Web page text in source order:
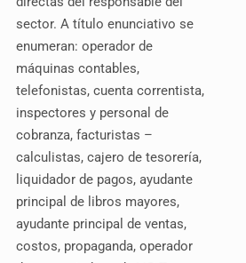
sector. A título enunciativo se
enumeran: operador de
máquinas contables,
telefonistas, cuenta correntista,
inspectores y personal de
cobranza, facturistas –
calculistas, cajero de tesorería,
liquidador de pagos, ayudante
principal de libros mayores,
ayudante principal de ventas,
costos, propaganda, operador